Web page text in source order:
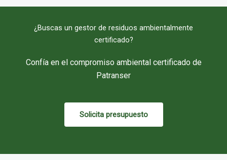
¿Buscas un gestor de residuos ambientalmente
certificado?
Confía en el compromiso ambiental certificado de
Patranser
Solicita presupuesto